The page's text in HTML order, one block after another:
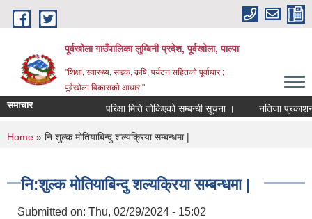
Skip to main content
पूर्वखोला गाउँपालिका लुम्बिनी प्रदेश, पूर्वखोला, पाल्पा
"शिक्षा, स्वास्थ्य, सडक, कृषि, पर्यटन सहितको पूर्वाधार ;
पूर्वखोला विकासको आधार "
समाचार परिक्षा मिति तोकिएको सम्बन्धी सूचना । नतिजा प्रकाशन
You are here
Home » नि:शुल्क मोतियाबिन्दु शल्यक्रिया सम्बन्धमा |
नि:शुल्क मोतियाबिन्दु शल्यक्रिया सम्बन्धमा |
Submitted on: Thu, 02/29/2024 - 15:02